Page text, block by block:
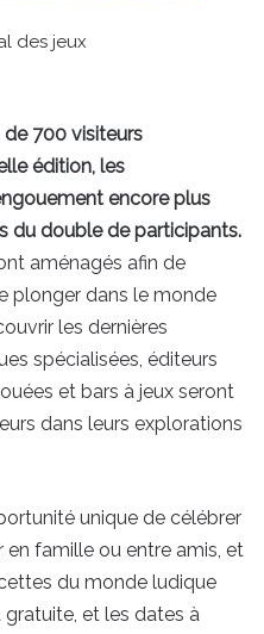
des jeux
de 700 visiteurs
édition, les
encore plus
du double de participants.
aménagés afin de
plonger dans le monde
les dernières
spécialisées, éditeurs
et bars à jeux seront
dans leurs explorations
unique de célébrer
en famille ou entre amis, et
du monde ludique
gratuite, et les dates à